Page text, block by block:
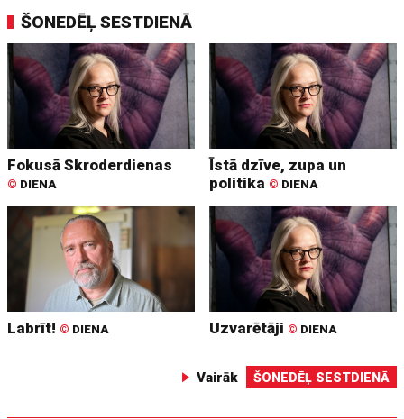
ŠONEDĒĻ SESTDIENĀ
Fokusā Skroderdienas
© DIENA
Īstā dzīve, zupa un
politika © DIENA
Labrīt! © DIENA Uzvarētāji © DIENA
Vairāk ŠONEDĒĻ SESTDIENĀ